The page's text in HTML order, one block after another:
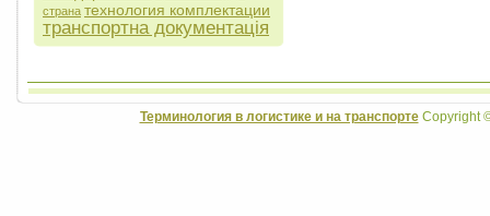
страна технология комплектации
транспортна документація
Терминология в логистике и на транспортеCopyright